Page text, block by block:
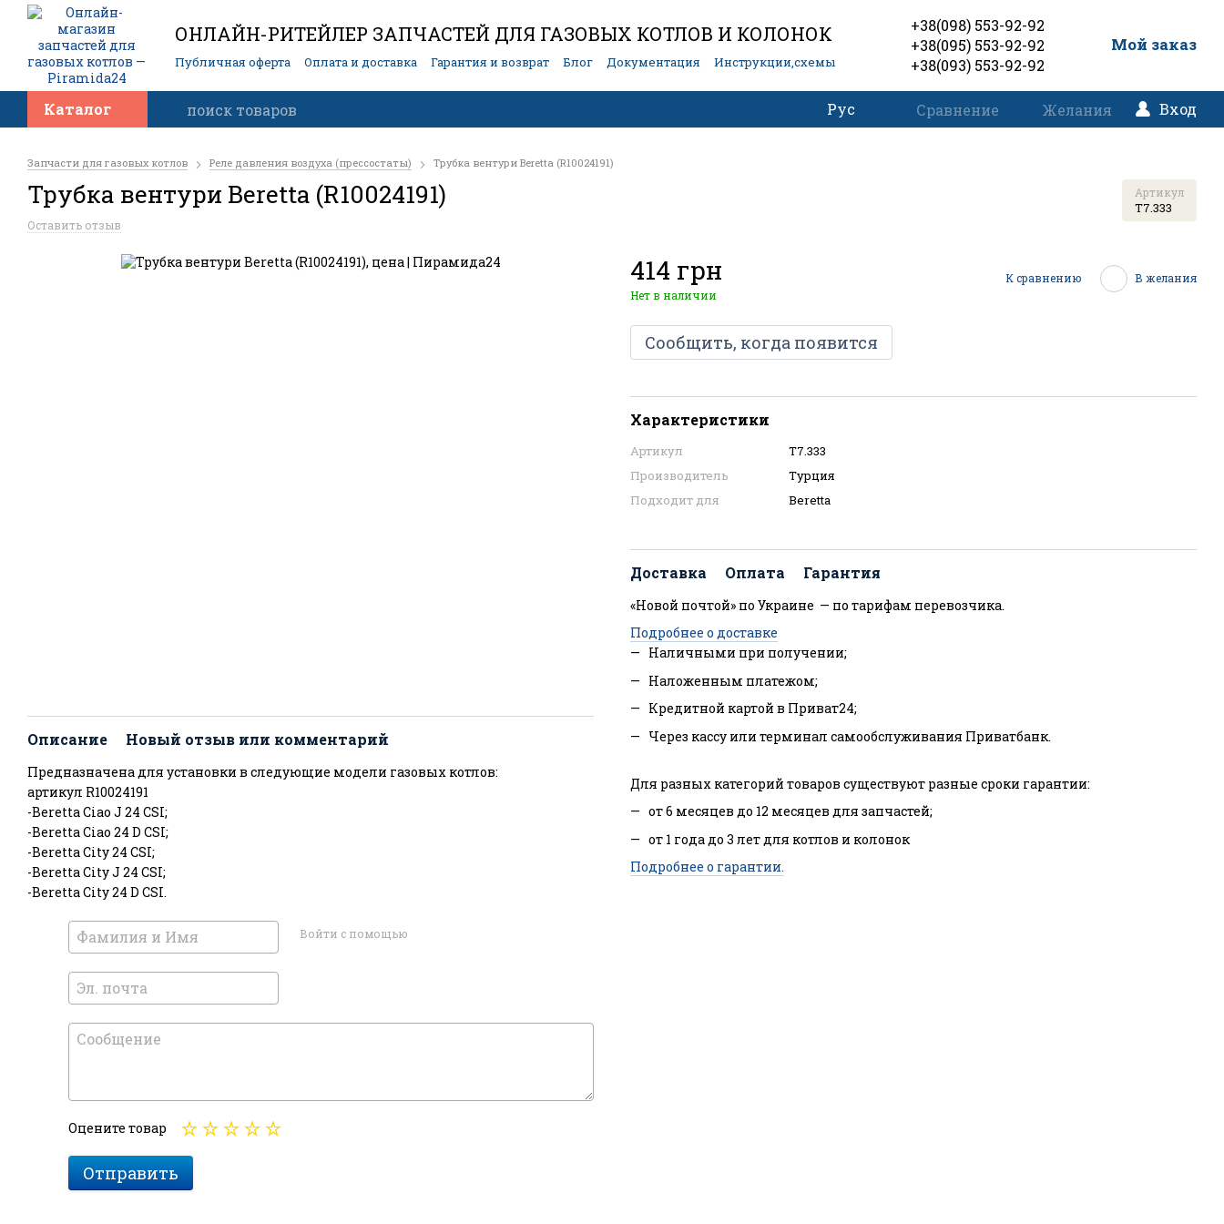
ОНЛАЙН-РИТЕЙЛЕР ЗАПЧАСТЕЙ ДЛЯ ГАЗОВЫХ КОТЛОВ И КОЛОНОК
Публичная оферта Оплата и доставка Гарантия и возврат Блог Документация
Инструкции,схемы
+38(098) 553-92-92
+38(095) 553-92-92
+38(093) 553-92-92
Мой заказ
Каталог Рус Сравнение Желания Вход
Запчасти для газовых котлов Реле давления воздуха (прессостаты) Трубка вентури Beretta (R10024191)
Трубка вентури Beretta (R10024191) Артикул
T7.333
Оставить отзыв
Описание Новый отзыв или комментарий
Предназначена для установки в следующие модели газовых котлов:
артикул R10024191
-Beretta Ciao J 24 CSI;
-Beretta Ciao 24 D CSI;
-Beretta City 24 CSI;
-Beretta City J 24 CSI;
-Beretta City 24 D CSI.
Войти с помощью
Оцените товар
Отправить
414 грн
Нет в наличии
К сравнению В желания
Сообщить, когда появится
Характеристики
Артикул
T7.333
Производитель
Турция
Подходит для
Beretta
Доставка Оплата Гарантия
«Новой почтой» по Украине — по тарифам перевозчика.
Подробнее о доставке
Наличными при получении;
Наложенным платежом;
Кредитной картой в Приват24;
Через кассу или терминал самообслуживания Приватбанк.
Для разных категорий товаров существуют разные сроки гарантии:
от 6 месяцев до 12 месяцев для запчастей;
от 1 года до 3 лет для котлов и колонок
Подробнее о гарантии.